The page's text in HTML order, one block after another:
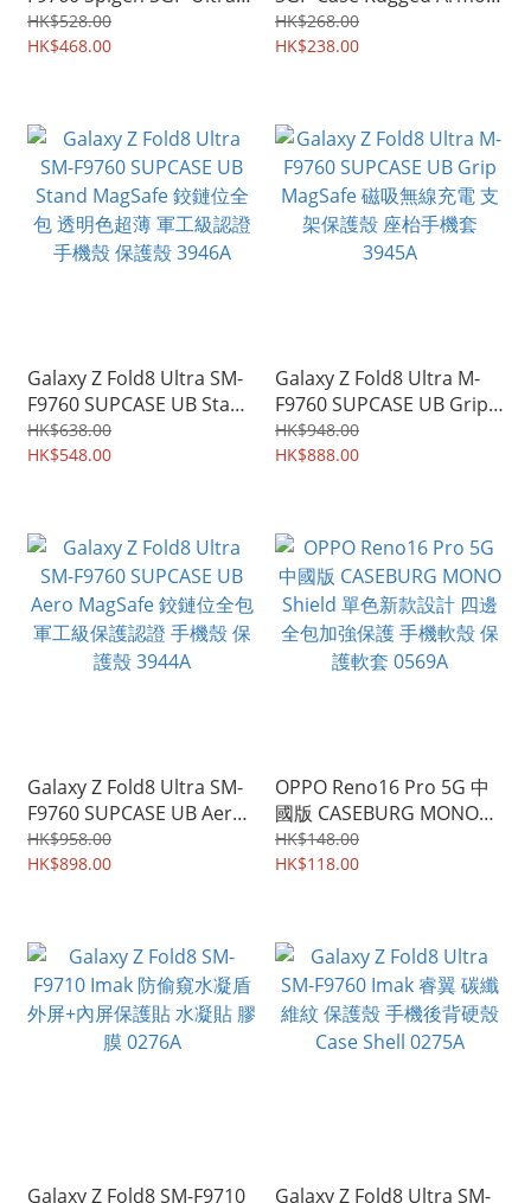
Hybrid Pro MagFit Qi2 磁
吸充電 鉸位保護 透明保護
HK$528.00
HK$468.00
TPU耐用軟膠 充電盒保護
軟套 防撞防花無線耳機殼
HK$268.00
HK$238.00
Galaxy Z Fold8 Ultra SM-
F9760 SUPCASE UB Stand
MagSafe 鉸鏈位全包 透明
色超薄 軍工級認證 手機殼
HK$638.00
HK$548.00
Galaxy Z Fold8 Ultra M-
F9760 SUPCASE UB Grip
MagSafe 磁吸無線充電 支
架保護殼 座枱手機套
HK$948.00
HK$888.00
Galaxy Z Fold8 Ultra SM-
F9760 SUPCASE UB Aero
MagSafe 鉸鏈位全包 軍工
級保護認證 手機殼 保護殼
HK$958.00
HK$898.00
OPPO Reno16 Pro 5G 中
國版 CASEBURG MONO
Shield 單色新款設計 四邊
全包加強保護 手機軟殼 保
HK$148.00
HK$118.00
Galaxy Z Fold8 SM-F9710 Galaxy Z Fold8 Ultra SM-